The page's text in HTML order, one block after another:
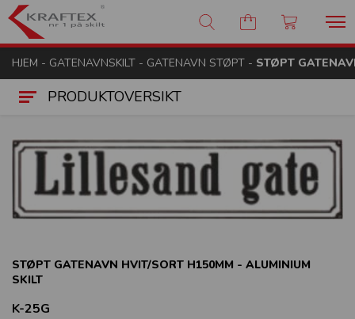
Kraftex - nr 1 på skilt
HJEM - GATENAVNSKILT - GATENAVN STØPT - STØPT
PRODUKTOVERSIKT
STØPT GATENAVN HVIT/SORT H150MM - ALUMINIUM
SKILT
K-25G